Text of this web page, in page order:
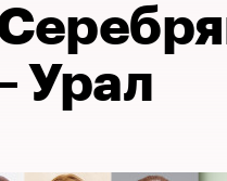
Урал